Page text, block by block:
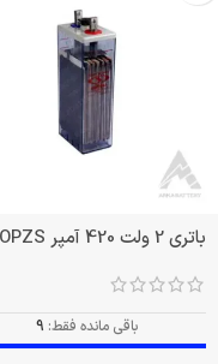
باتری 2 ولت 420 آمپر OPZS
باقی مانده فقط: 9